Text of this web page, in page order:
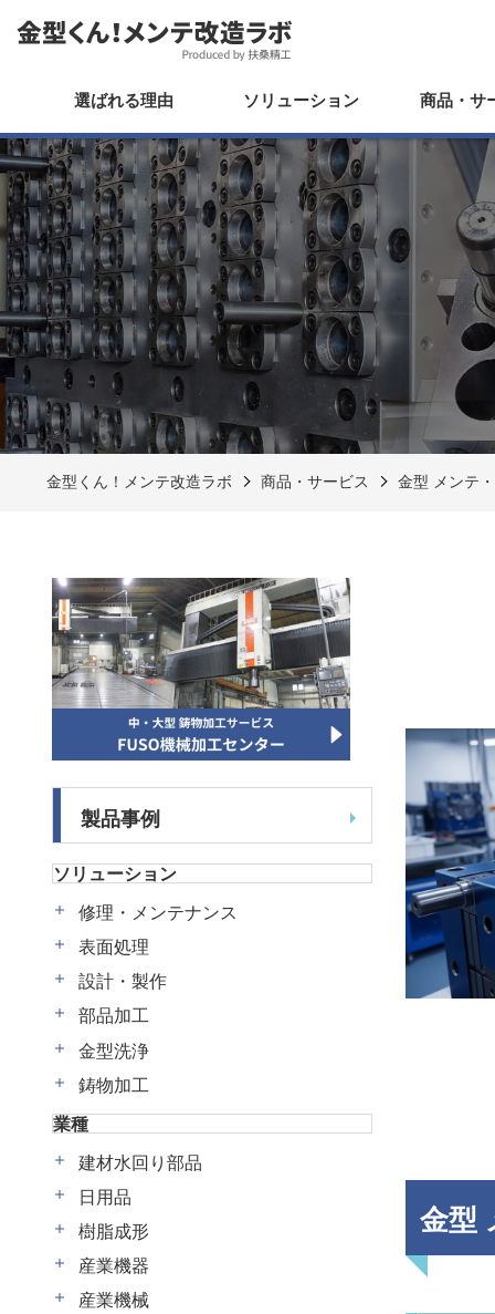
選ばれる理由 ソリューション 商品・サ
金型くん！メンテ改造ラボ 商品・サービス 金型 メンテ
金型
製品事例
ソリューション
修理・メンテナンス
表面処理
設計・製作
部品加工
金型洗浄
鋳物加工
業種
建材水回り部品
日用品
樹脂成形
産業機器
産業機械